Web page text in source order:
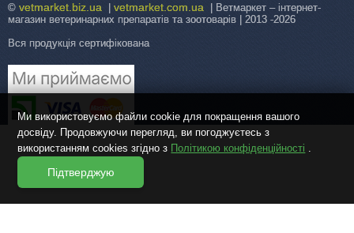
© vetmarket.biz.ua vetmarket.com.ua | Ветмаркет – інтернет-
магазин ветеринарних препаратів та зоотоварів | 2013 -2026
Вся продукція сертифікована
Ми використовуємо файли cookie для покращення вашого
досвіду. Продовжуючи перегляд, ви погоджуєтесь з
використанням cookies згідно з Політикою конфіденційності .
Підтверджую